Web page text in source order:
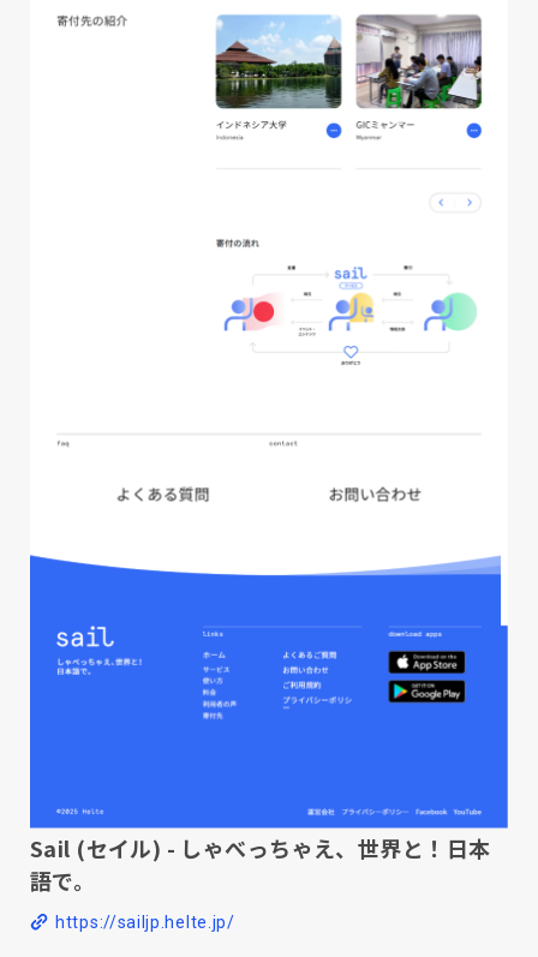
Sail (セイル) - しゃべっちゃえ、世界と！日本
語で。
https://sailjp.helte.jp/